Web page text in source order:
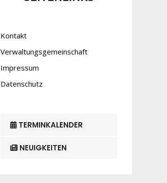
Kontakt
Verwaltungsgemeinschaft
Impressum
Datenschutz
TERMINKALENDER
NEUIGKEITEN